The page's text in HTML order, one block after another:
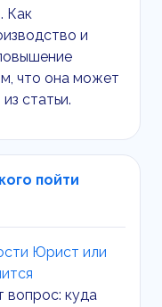
Как
и
что она может
статьи.
пойти
вопрос: куда